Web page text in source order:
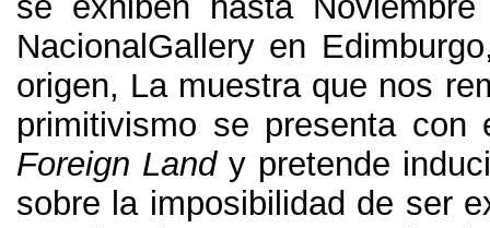
NacionalGallery en Edimburgo
origen, La muestra que nos
primitivismo se presenta con
Foreign Land y pretende
sobre la imposibilidad de ser